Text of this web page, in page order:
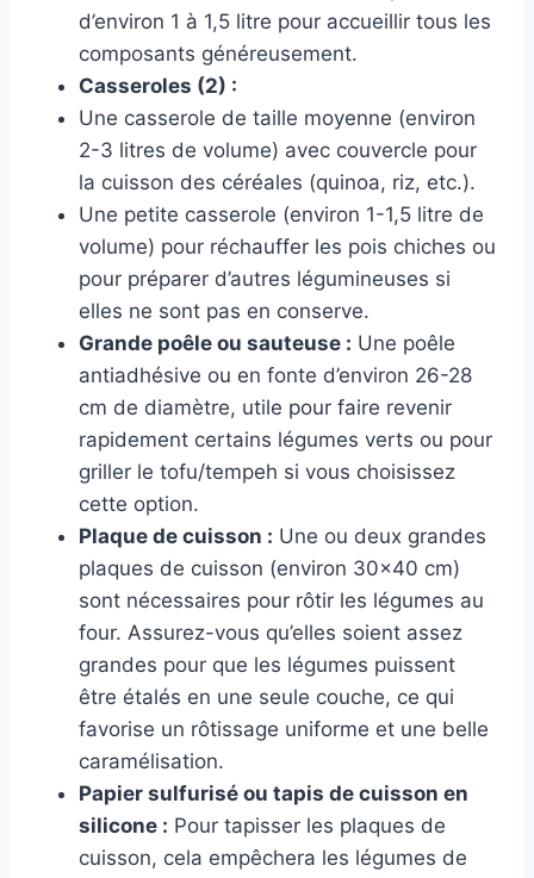
d’environ 1 à 1,5 litre pour accueillir tous les
composants généreusement.
Casseroles (2) :
Une casserole de taille moyenne (environ
2-3 litres de volume) avec couvercle pour
la cuisson des céréales (quinoa, riz, etc.).
Une petite casserole (environ 1-1,5 litre de
volume) pour réchauffer les pois chiches ou
pour préparer d’autres légumineuses si
elles ne sont pas en conserve.
Grande poêle ou sauteuse : Une poêle
antiadhésive ou en fonte d’environ 26-28
cm de diamètre, utile pour faire revenir
rapidement certains légumes verts ou pour
griller le tofu/tempeh si vous choisissez
cette option.
Plaque de cuisson : Une ou deux grandes
plaques de cuisson (environ 30×40 cm)
sont nécessaires pour rôtir les légumes au
four. Assurez-vous qu’elles soient assez
grandes pour que les légumes puissent
être étalés en une seule couche, ce qui
favorise un rôtissage uniforme et une belle
caramélisation.
Papier sulfurisé ou tapis de cuisson en
silicone : Pour tapisser les plaques de
cuisson, cela empêchera les légumes de